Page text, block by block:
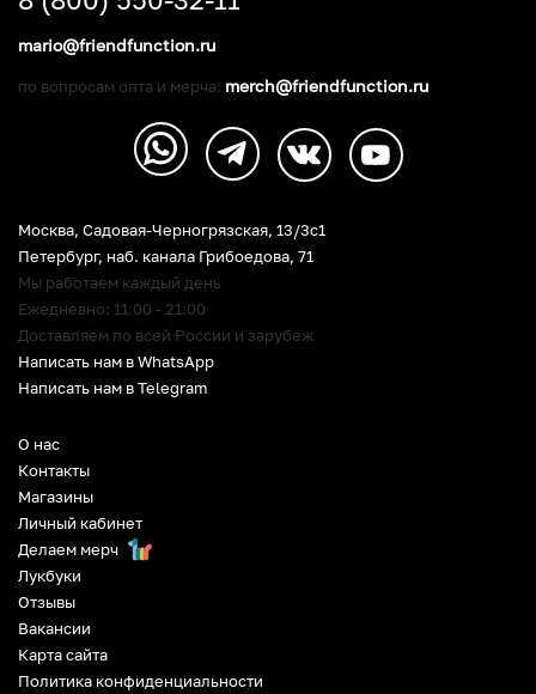
О нас
Контакты
Магазины
Личный кабинет
Делаем мерч
Лукбуки
Отзывы
Вакансии
Карта сайта
Политика конфиденциальности
Москва, Садовая-Черногрязская, 13/3c1
Петербург, наб. канала Грибоедова, 71
Мы работаем каждый день
Ежедневно: 11:00 - 21:00
Доставляем по всей России и зарубеж
Написать нам в WhatsApp
Написать нам в Telegram
mario@friendfunction.ru
по вопросам опта и мерча: merch@friendfunction.ru